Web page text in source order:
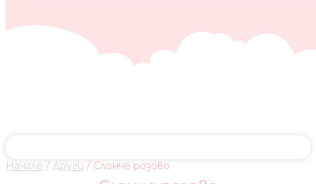
Начало / Други / Слонче розово